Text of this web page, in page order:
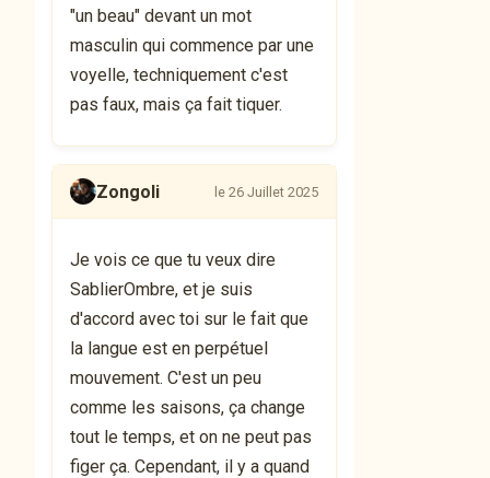
"un beau" devant un mot
masculin qui commence par une
voyelle, techniquement c'est
pas faux, mais ça fait tiquer.
Zongoli le 26 Juillet 2025
Je vois ce que tu veux dire
SablierOmbre, et je suis
d'accord avec toi sur le fait que
la langue est en perpétuel
mouvement. C'est un peu
comme les saisons, ça change
tout le temps, et on ne peut pas
figer ça. Cependant, il y a quand